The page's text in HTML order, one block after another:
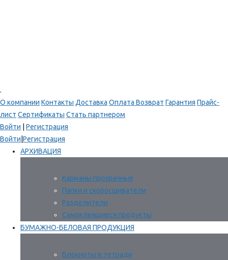
.
О компании Контакты Доставка Оплата Возврат Гарантия Прайс-
лист Сертификаты Стать партнером
Войти
Регистрация
Войти Регистрация
АРХИВАЦИЯ
Карманы прозрачные
Папки и скоросшиватели
Разделители
Самоклеящиеся продукты
БУМАЖНО-БЕЛОВАЯ ПРОДУКЦИЯ
Блокноты и тетради